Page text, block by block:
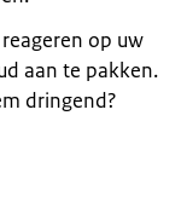
op uw
aan te pakken.
dringend?